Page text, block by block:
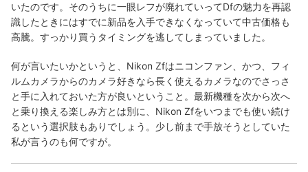
いたのです。そのうちに一眼レフが廃れていってDfの魅力を再認
識したときにはすでに新品を入手できなくなっていて中古価格も
高騰。すっかり買うタイミングを逃してしまっていました。
何が言いたいかというと、Nikon Zfはニコンファン、かつ、フィ
ルムカメラからのカメラ好きなら長く使えるカメラなのでさっさ
と手に入れておいた方が良いということ。最新機種を次から次へ
と乗り換える楽しみ方とは別に、Nikon Zfをいつまでも使い続け
るという選択肢もありでしょう。少し前まで手放そうとしていた
私が言うのも何ですが。